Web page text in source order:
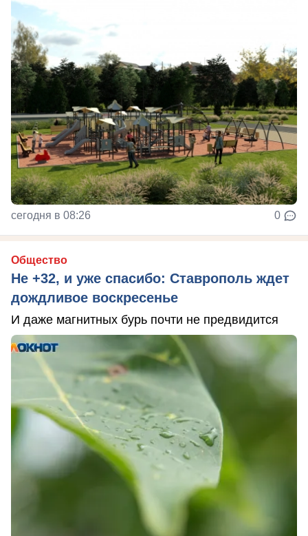
сегодня в 08:26 0
Общество
Не +32, и уже спасибо: Ставрополь ждет
дождливое воскресенье
И даже магнитных бурь почти не предвидится